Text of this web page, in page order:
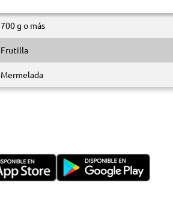
700 g o más
Frutilla
Mermelada